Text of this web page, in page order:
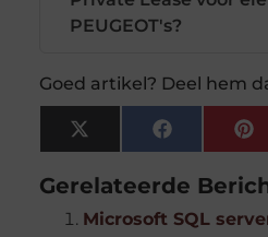
PEUGEOT's?
Goed artikel? Deel hem
X
(Twitter)
Facebook
Gerelateerde
Microsoft SQL